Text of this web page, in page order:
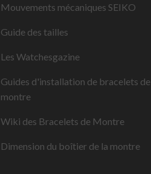
Mouvements mécaniques SEIKO
Guide des tailles
Les Watchesgazine
Guides d'installation de bracelets de
montre
Wiki des Bracelets de Montre
Dimension du boîtier de la montre